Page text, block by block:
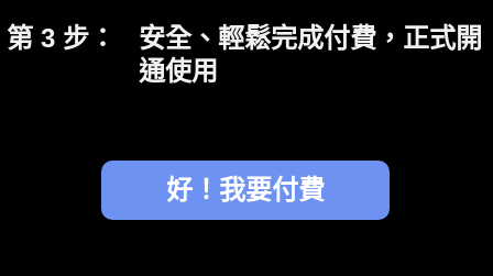
第 3 步：
安全、輕鬆完成付費，正式開
通使用
好！我要付費